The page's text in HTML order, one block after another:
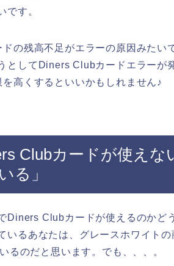
です。
の残高不足がエラーの原因みたい
としてDiners Clubカードエラーが
高くするといいかもしれません♪
Clubカードが使えな
る」
Diners Clubカードが使えるのかど
いるあなたは、グレースホワイト
るのだと思います。でも、、、。